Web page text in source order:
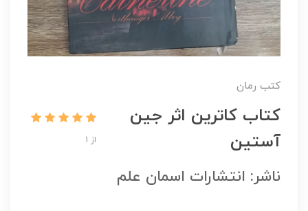
کتب رمان
کتاب کاترین اثر جین
آستین
از 1
ناشر: انتشارات اسمان علم